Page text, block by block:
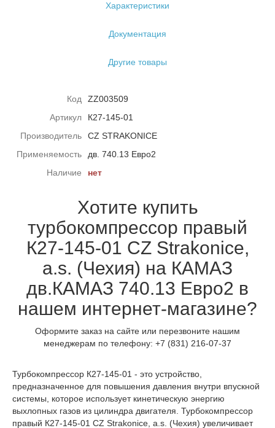
Характеристики
Документация
Другие товары
Код
ZZ003509
Артикул
К27-145-01
Производитель
CZ STRAKONICE
Применяемость
дв. 740.13 Евро2
Наличие
нет
Хотите купить
турбокомпрессор правый
К27-145-01 CZ Strakonice,
a.s. (Чехия) на КАМАЗ
дв.КАМАЗ 740.13 Евро2 в
нашем интернет-магазине?
Оформите заказ на сайте или перезвоните нашим
менеджерам по телефону: +7 (831) 216-07-37
Турбокомпрессор К27-145-01 - это устройство,
предназначенное для повышения давления внутри впускной
системы, которое использует кинетическую энергию
выхлопных газов из цилиндра двигателя. Турбокомпрессор
правый К27-145-01 CZ Strakonice, a.s. (Чехия) увеличивает